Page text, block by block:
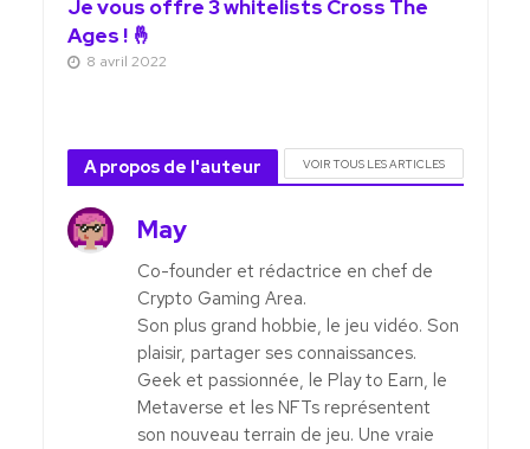
Je vous offre 3 whitelists Cross The
Ages ! 🤞
8 avril 2022
A propos de l'auteur VOIR TOUS LES ARTICLES
May
Co-founder et rédactrice en chef de
Crypto Gaming Area.
Son plus grand hobbie, le jeu vidéo. Son
plaisir, partager ses connaissances.
Geek et passionnée, le Play to Earn, le
Metaverse et les NFTs représentent
son nouveau terrain de jeu. Une vraie